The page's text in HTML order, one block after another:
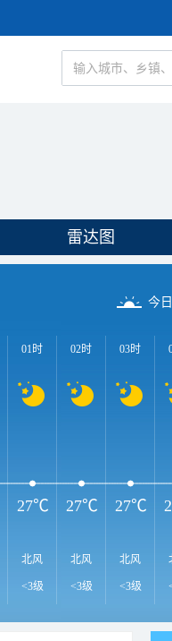
雷达图
今
01时
北风
<3级
02时
北风
<3级
03时
北风
<3级
27℃ 27℃ 27℃